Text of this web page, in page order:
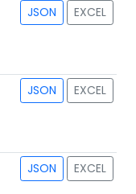
JSON EXCEL
JSON EXCEL
JSON EXCEL